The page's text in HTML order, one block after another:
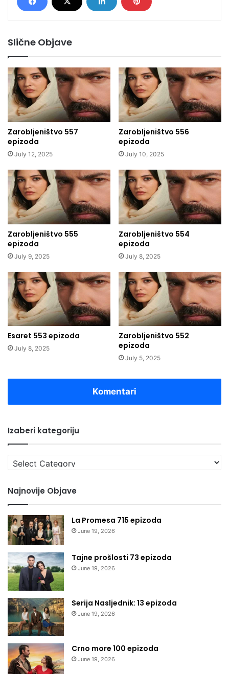
Slične Objave
Zarobljeništvo 557
epizoda
July 12, 2025
Zarobljeništvo 556
epizoda
July 10, 2025
Zarobljeništvo 555
epizoda
July 9, 2025
Zarobljeništvo 554
epizoda
July 8, 2025
Esaret 553 epizoda
July 8, 2025
Zarobljeništvo 552
epizoda
July 5, 2025
Komentari
Izaberi kategoriju
Izaberi
kategoriju
Najnovije Objave
La Promesa 715 epizoda
June 19, 2026
Tajne prošlosti 73 epizoda
June 19, 2026
Serija Nasljednik: 13 epizoda
June 19, 2026
Crno more 100 epizoda
June 19, 2026